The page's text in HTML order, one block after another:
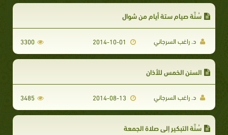
سُنَّة صيام ستة أيام من شوال
د. راغب السرجاني 3300
السنن الخمس للأذان
د. راغب السرجاني 2014-08-13
3485
سُنَّة التبكير إلى صلاة الجمعة